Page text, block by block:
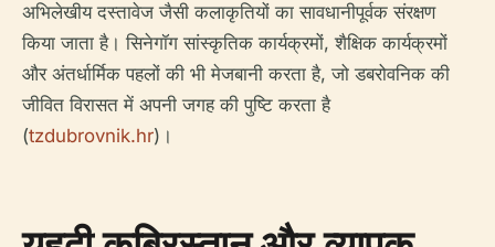
अभिलेखीय दस्तावेज जैसी कलाकृतियों का सावधानीपूर्वक संरक्षण
किया जाता है। सिनेगॉग सांस्कृतिक कार्यक्रमों, शैक्षिक कार्यक्रमों
और अंतर्धार्मिक पहलों की भी मेजबानी करता है, जो डबरोवनिक की
जीवित विरासत में अपनी जगह की पुष्टि करता है
(tzdubrovnik.hr)।